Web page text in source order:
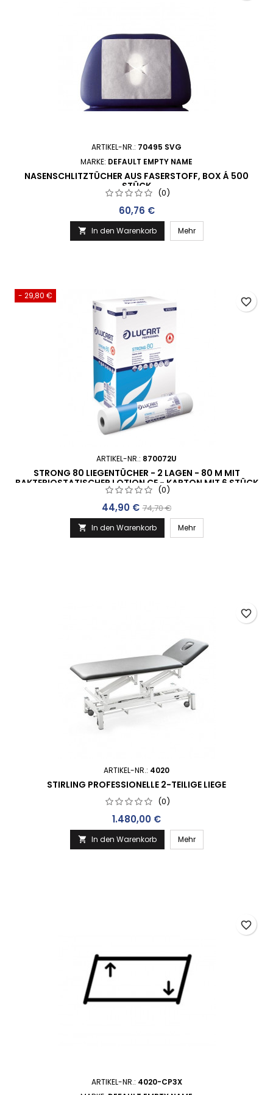
ARTIKEL-NR.: 70495 SVG
MARKE: DEFAULT EMPTY NAME
NASENSCHLITZTÜCHER AUS FASERSTOFF, BOX Á 500
STÜCK
(0)
Preis
60,76 €
 In den Warenkorb Mehr
- 29,80 €
ARTIKEL-NR.: 870072U
STRONG 80 LIEGENTÜCHER - 2 LAGEN - 80 M MIT
BAKTERIOSTATISCHER LOTION CE - KARTON MIT 6 STÜCK
- MEDIZIN PRODUKT
(0)
Preis
44,90 € Verkaufspreis
74,70 €
 In den Warenkorb Mehr
favorite_border
ARTIKEL-NR.: 4020
STIRLING PROFESSIONELLE 2-TEILIGE LIEGE
(0)
Preis
1.480,00 €
 In den Warenkorb Mehr
favorite_border
ARTIKEL-NR.: 4020-CP3X
favorite_border